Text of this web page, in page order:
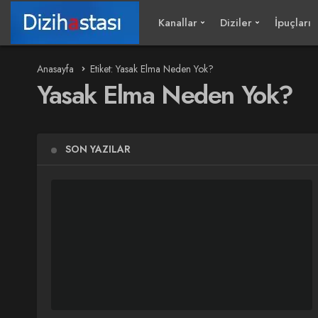
Kanallar Diziler İpuçları
Anasayfa Etiket: Yasak Elma Neden Yok?
Yasak Elma Neden Yok?
SON YAZILAR